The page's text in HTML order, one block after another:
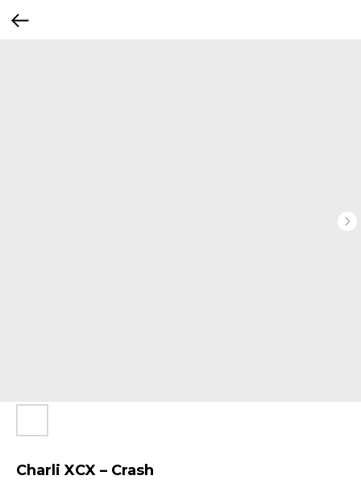
Charli XCX – Crash